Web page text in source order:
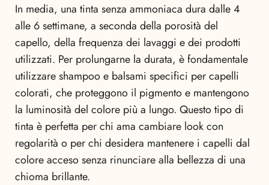
In media, una tinta senza ammoniaca dura dalle 4
alle 6 settimane, a seconda della porosità del
capello, della frequenza dei lavaggi e dei prodotti
utilizzati. Per prolungarne la durata, è fondamentale
utilizzare shampoo e balsami specifici per capelli
colorati, che proteggono il pigmento e mantengono
la luminosità del colore più a lungo. Questo tipo di
tinta è perfetta per chi ama cambiare look con
regolarità o per chi desidera mantenere i capelli dal
colore acceso senza rinunciare alla bellezza di una
chioma brillante.